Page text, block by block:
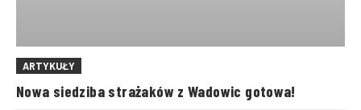
ARTYKUŁY
Nowa siedziba strażaków z Wadowic gotowa!